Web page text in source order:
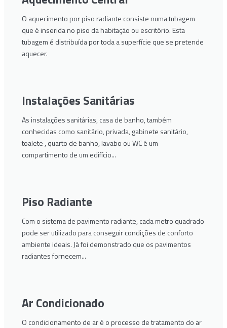
O aquecimento por piso radiante consiste numa tubagem
que é inserida no piso da habitação ou escritório. Esta
tubagem é distribuída por toda a superfície que se pretende
aquecer.
Instalações Sanitárias
As instalações sanitárias, casa de banho, também
conhecidas como sanitário, privada, gabinete sanitário,
toalete , quarto de banho, lavabo ou WC é um
compartimento de um edifício...
Piso Radiante
Com o sistema de pavimento radiante, cada metro quadrado
pode ser utilizado para conseguir condições de conforto
ambiente ideais. Já foi demonstrado que os pavimentos
radiantes fornecem...
Ar Condicionado
O condicionamento de ar é o processo de tratamento do ar